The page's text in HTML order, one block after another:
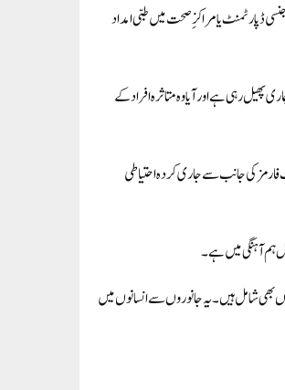
ڈپارٹمنٹ یامراکزِصحت میں طبی امداد
پھیل رہی ہےاورآیا وہ متاثرہ افراد کے
جانب سے جاری کردہ احتیاطی
ہم آہنگی میں ہے۔
بھی شامل ہیں۔یہ جانوروں سے انسانوں میں